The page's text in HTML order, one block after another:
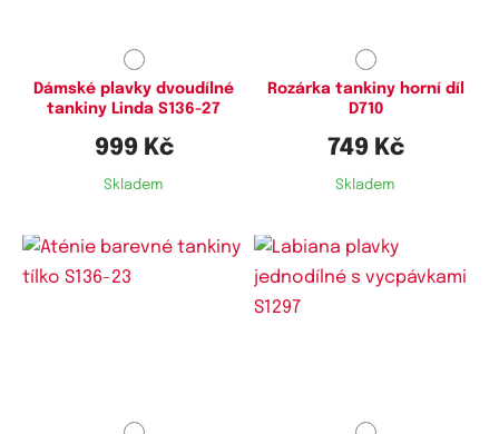
Dámské plavky dvoudílné
tankiny Linda S136-27
999 Kč
Skladem
Rozárka tankiny horní díl
D710
749 Kč
Skladem